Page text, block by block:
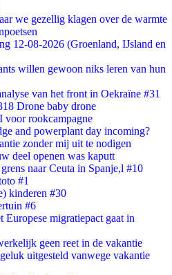
we gezellig klagen over de warmte
12-08-2026 (Groenland, IJsland en
willen gewoon niks leren van hun
van het front in Oekraïne #31
Drone baby drone
rookcampagne
and powerplant day incoming?
zonder mij uit te nodigen
deel openen was kaputt
naar Ceuta in Spanje,l #10
#1
kinderen #30
#6
Europese migratiepact gaat in
geen reet in de vakantie
uitgesteld vanwege vakantie